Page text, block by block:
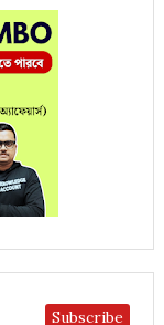
Subscribe